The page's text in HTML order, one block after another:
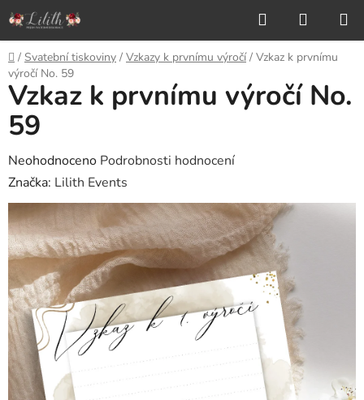
Přejít
na
obsah
Hledat
KOŠÍK
Domů
/ Svatební tiskoviny / Vzkazy k prvnímu výročí / Vzkaz k prvnímu
výročí No. 59
Vzkaz k prvnímu výročí No.
59
Průměrné
hodnocení
produktu
je
0,0
5
hvězdiček.
Neohodnoceno Podrobnosti hodnocení
Značka: Lilith Events